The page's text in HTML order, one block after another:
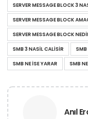
SERVER MESSAGE BLOCK 3
SERVER MESSAGE BLOCK
SERVER MESSAGE BLOCK
SMB 3 NASIL CALISIR
SMB
SMB NE ISE YARAR
SMB
Anıl